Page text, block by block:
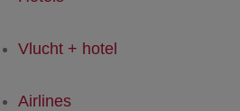
Vlucht + hotel
Airlines